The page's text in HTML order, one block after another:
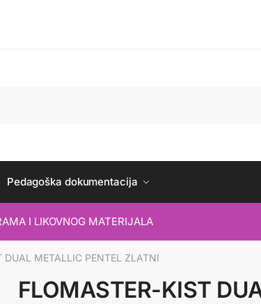
Pedagoška dokumentacija
I LIKOVNOG MATERIJALA
DUAL METALLIC PENTEL ZLATNI
FLOMASTER-KIST